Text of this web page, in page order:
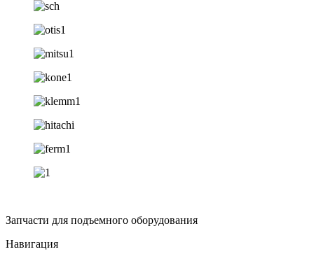
Запчасти для подъемного оборудования
Навигация